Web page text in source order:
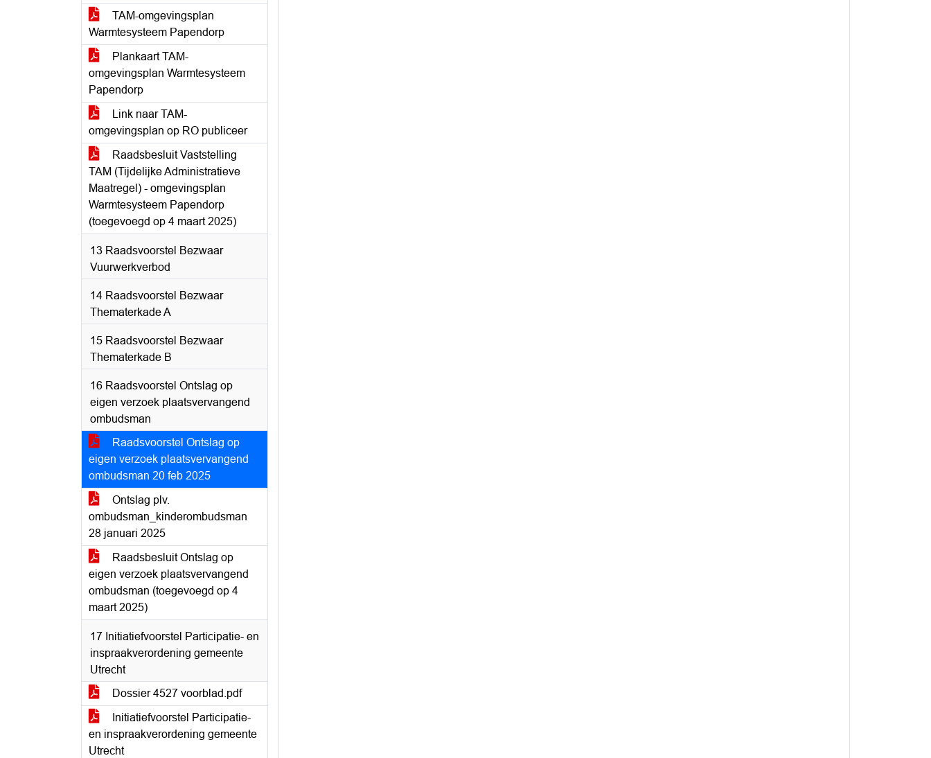
TAM-omgevingsplan
Warmtesysteem Papendorp
Plankaart TAM-
omgevingsplan Warmtesysteem
Papendorp
Link naar TAM-
omgevingsplan op RO publiceer
Raadsbesluit Vaststelling
TAM (Tijdelijke Administratieve
Maatregel) - omgevingsplan
Warmtesysteem Papendorp
(toegevoegd op 4 maart 2025)
13 Raadsvoorstel Bezwaar
Vuurwerkverbod
14 Raadsvoorstel Bezwaar
Thematerkade A
15 Raadsvoorstel Bezwaar
Thematerkade B
16 Raadsvoorstel Ontslag op
eigen verzoek plaatsvervangend
ombudsman
Raadsvoorstel Ontslag op
eigen verzoek plaatsvervangend
ombudsman 20 feb 2025
Ontslag plv.
ombudsman_kinderombudsman
28 januari 2025
Raadsbesluit Ontslag op
eigen verzoek plaatsvervangend
ombudsman (toegevoegd op 4
maart 2025)
17 Initiatiefvoorstel Participatie- en
inspraakverordening gemeente
Utrecht
Dossier 4527 voorblad.pdf
Initiatiefvoorstel Participatie-
en inspraakverordening gemeente
Utrecht